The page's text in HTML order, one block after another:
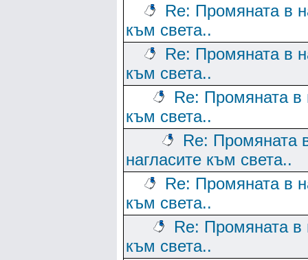
Re: Промяната в
към света..
Re: Промяната в
към света..
Re: Промяната в
към света..
Re: Промяната
нагласите към света..
Re: Промяната в
към света..
Re: Промяната в
към света..